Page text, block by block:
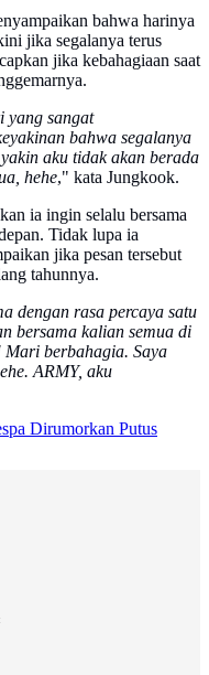
bahwa harinya
jika segalanya terus
jika kebahagiaan saat
yang sangat
bahwa segalanya
aku tidak akan berada
hehe," kata Jungkook.
ia ingin selalu bersama
Tidak lupa ia
jika pesan tersebut
tahunnya.
dengan rasa percaya satu
bersama kalian semua di
Mari berbahagia. Saya
ARMY, aku
Dirumorkan Putus